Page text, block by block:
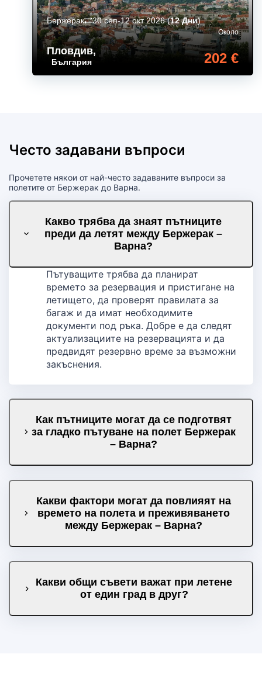
Пловдив,
България
Около
202 €
Бержерак 30 сеп-12 окт 2026(12 Дни)
Често задавани въпроси
Прочетете някои от най-често задаваните въпроси за
полетите от Бержерак до Варна.
Какво трябва да знаят пътниците
преди да летят между Бержерак –
Варна?
Пътуващите трябва да планират
времето за резервация и пристигане на
летището, да проверят правилата за
багаж и да имат необходимите
документи под ръка. Добре е да следят
актуализациите на резервацията и да
предвидят резервно време за възможни
закъснения.
Как пътниците могат да се подготвят
за гладко пътуване на полет Бержерак
– Варна?
Какви фактори могат да повлияят на
времето на полета и преживяването
между Бержерак – Варна?
Какви общи съвети важат при летене
от един град в друг?